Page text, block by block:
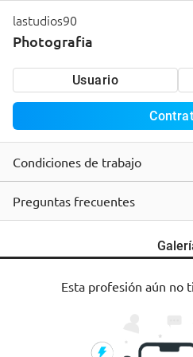
lastudios90
Photografia
Usuario
Condiciones de trabajo
Preguntas frecuentes
Esta profesión aún no